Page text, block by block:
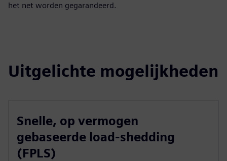
het net worden gegarandeerd.
Uitgelichte mogelijkheden
Snelle, op vermogen
gebaseerde load-shedding
(FPLS)